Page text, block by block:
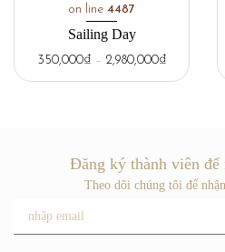
on line 4487
Sailing Day
350,000₫ – 2,980,000₫
Đăng ký thành viên để
Theo dõi chúng tôi để